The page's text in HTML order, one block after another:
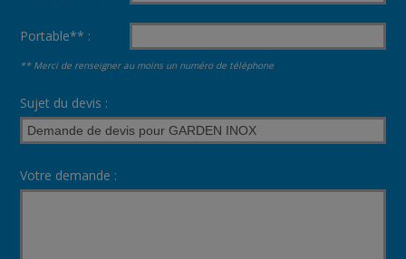
Portable** :
** Merci de renseigner au moins un numéro de téléphone
Sujet du devis :
Votre demande :